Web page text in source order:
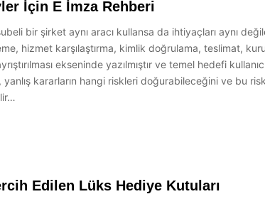
İçin E İmza Rehberi
bir şirket aynı aracı kullansa da ihtiyaçları aynı
hizmet karşılaştırma, kimlik doğrulama, teslimat,
ekseninde yazılmıştır ve temel hedefi
yanlış kararların hangi riskleri doğurabileceğini ve bu
Edilen Lüks Hediye Kutuları